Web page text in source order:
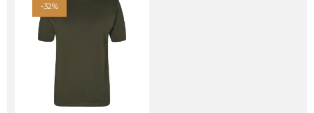
-32%